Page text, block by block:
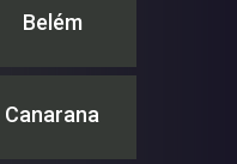
Belém
Canarana